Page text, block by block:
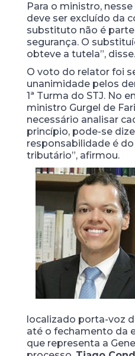
Para o ministro,
deve ser excluído da
substituto não é
segurança. O
obteve a tutela”, disse.
O voto do relator foi
unanimidade pelos
1ª Turma do STJ. No
ministro Gurgel de
necessário analisar
princípio, pode-se
responsabilidade é
tributário”, afirmou.
localizado porta-voz
até o fechamento da
que representa a